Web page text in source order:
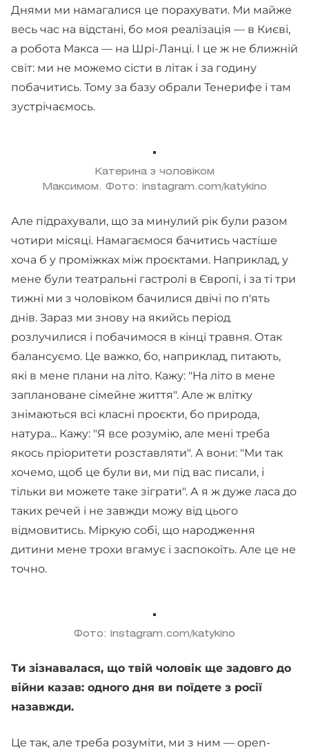
Днями ми намагалися це порахувати. Ми майже
весь час на відстані, бо моя реалізація — в Києві,
а робота Макса — на Шрі-Ланці. І це ж не ближній
світ: ми не можемо сісти в літак і за годину
побачитись. Тому за базу обрали Тенерифе і там
зустрічаємось.
Катерина з чоловіком
Максимом. Фото: instagram.com/katykino
Але підрахували, що за минулий рік були разом
чотири місяці. Намагаємося бачитись частіше
хоча б у проміжках між проєктами. Наприклад, у
мене були театральні гастролі в Європі, і за ті три
тижні ми з чоловіком бачилися двічі по п'ять
днів. Зараз ми знову на якийсь період
розлучилися і побачимося в кінці травня. Отак
балансуємо. Це важко, бо, наприклад, питають,
які в мене плани на літо. Кажу: "На літо в мене
заплановане сімейне життя". Але ж влітку
знімаються всі класні проєкти, бо природа,
натура... Кажу: "Я все розумію, але мені треба
якось пріоритети розставляти". А вони: "Ми так
хочемо, щоб це були ви, ми під вас писали, і
тільки ви можете таке зіграти". А я ж дуже ласа до
таких речей і не завжди можу від цього
відмовитись. Міркую собі, що народження
дитини мене трохи вгамує і заспокоїть. Але це не
точно.
Фото: instagram.com/katykino
Ти зізнавалася, що твій чоловік ще задовго до
війни казав: одного дня ви поїдете з росії
назавжди.
Це так, але треба розуміти, ми з ним — open-